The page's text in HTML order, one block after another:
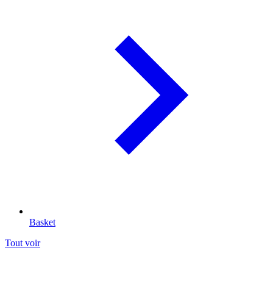
Basket
Tout voir